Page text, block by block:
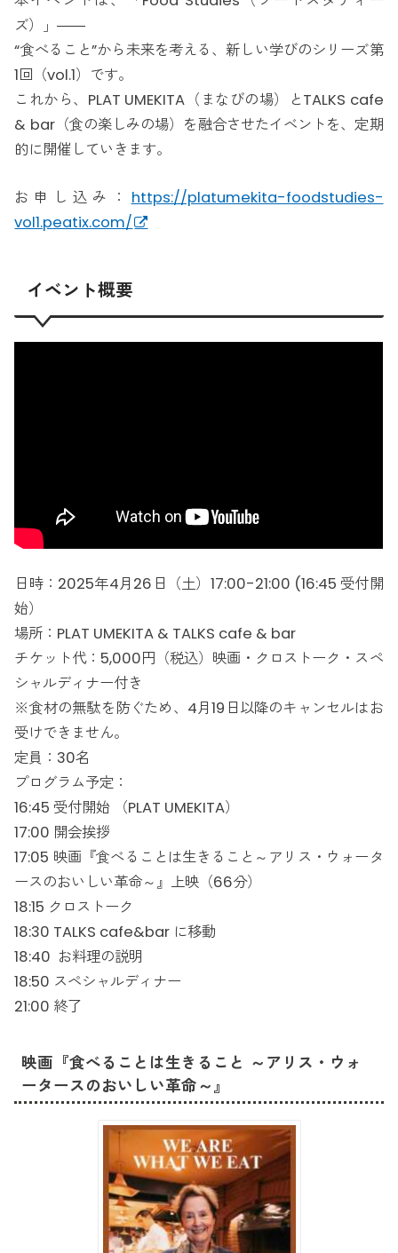
ズ）」――
“食べること”から未来を考える、新しい学びのシリーズ第
1回（vol.1）です。
これから、PLAT UMEKITA（まなびの場）とTALKS cafe
& bar（食の楽しみの場）を融合させたイベントを、定期
的に開催していきます。
お申し込み： https://platumekita-foodstudies-
vol1.peatix.com/
イベント概要
日時：2025年4月26日（土）17:00-21:00 (16:45 受付開
始）
場所：PLAT UMEKITA & TALKS cafe & bar
チケット代：5,000円（税込）映画・クロストーク・スペ
シャルディナー付き
※食材の無駄を防ぐため、4月19日以降のキャンセルはお
受けできません。
定員：30名
プログラム予定：
16:45 受付開始 （PLAT UMEKITA）
17:00 開会挨拶
17:05 映画『食べることは生きること～アリス・ウォータ
ースのおいしい革命～』上映（66分）
18:15 クロストーク
18:30 TALKS cafe&bar に移動
18:40 お料理の説明
18:50 スペシャルディナー
21:00 終了
映画『食べることは生きること ～アリス・ウォ
ータースのおいしい革命～』